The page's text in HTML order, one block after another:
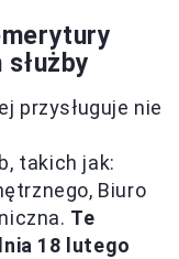
przysługuje nie
takich jak:
Biuro
Te
18 lutego